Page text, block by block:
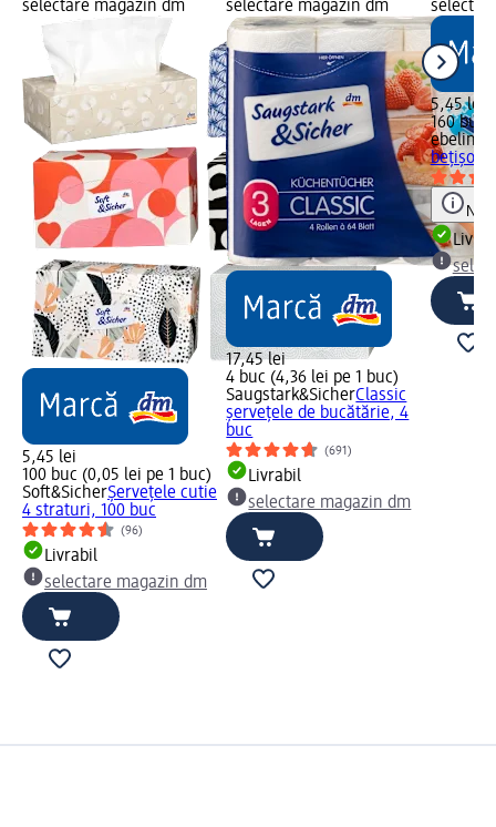
selectare magazin dm
5,45 lei
100 buc (0,05 lei pe 1 buc)
Soft&SicherȘervețele cutie
4 straturi, 100 buc
(96)
Livrabil
selectare magazin dm
selectare magazin dm
17,45 lei
4 buc (4,36 lei pe 1 buc)
Saugstark&SicherClassic
șervețele de bucătărie, 4
buc
(691)
Livrabil
selectare magazin dm
5,45 lei
160 buc
ebelin
Notă